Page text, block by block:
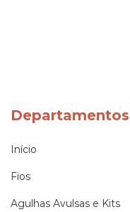
Departamentos
Início
Fios
Agulhas Avulsas e Kits